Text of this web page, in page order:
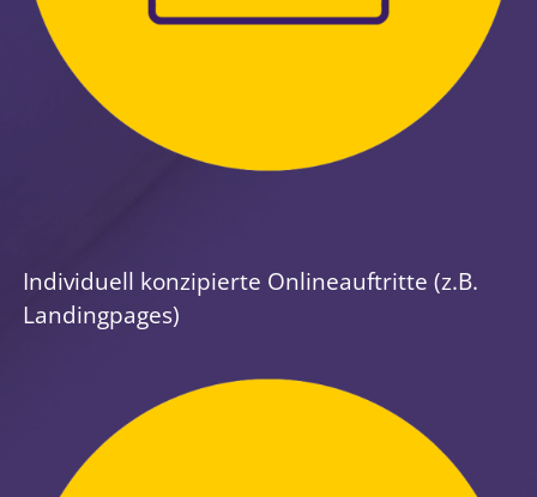
Individuell konzipierte Onlineauftritte (z.B.
Landingpages)